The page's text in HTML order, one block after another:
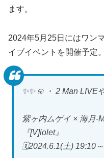
ます。
2024年5月25日にはワン
イブイベントを開催予定。
✨✨ ଳ ・ 2 Man LIVE
紫ヶ内ムゲイ × 海月-
『[V]iolet』
🗓️2024.6.1(土) 19:10